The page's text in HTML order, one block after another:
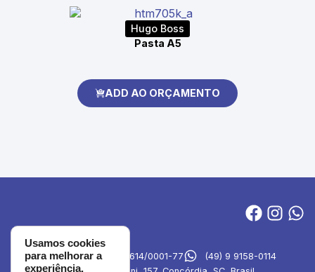
Hugo Boss
Pasta A5
ADD AO ORÇAMENTO
MVA Brindes27.694.614/0001-77
(49) 9 9158-0114
Usamos cookies
para melhorar a
experiência.